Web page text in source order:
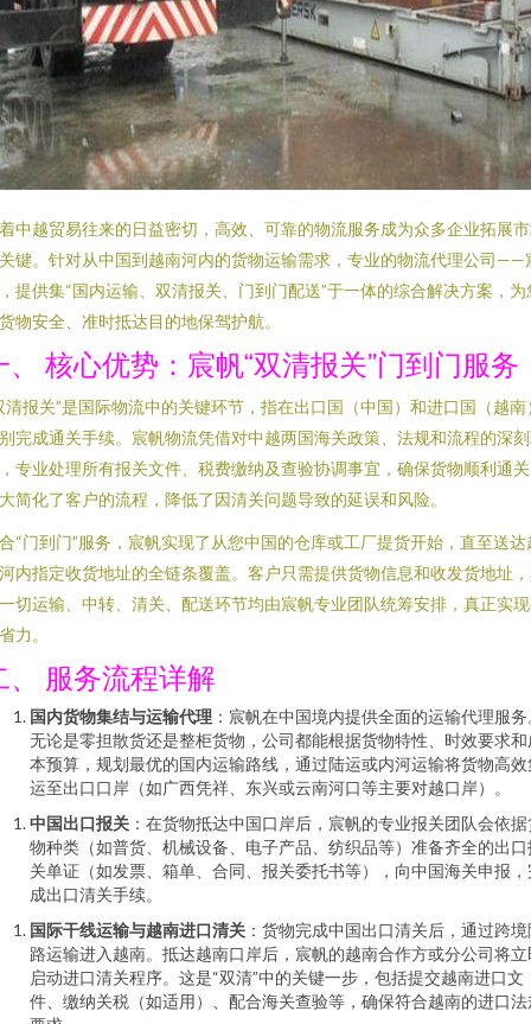
中越贸易往来的日益密切，高效、可靠的物流服务成为众多企业拓展
键。针对从中国到越南河内的货物运输需求，专业的物流代理公司——
提供集“国内运输、双清报关、门到门配送”于一体的综合解决方案，为
物安全、准时抵达目的地保驾护航。
、 核心优势：宸帆“双清报关”门到门服务
清报关”是国际物流中的关键环节，指在出口国（中国）和进口国（越南
完成通关手续。宸帆物流凭借对中越两国海关政策、法规和流程的深
专业处理所有报关文件、税费缴纳及查验协调事宜，确保货物顺利通
简化了客户的流程，降低了因清关问题导致的延误和风险。
“门到门”服务，宸帆实现了从您中国的仓库或工厂提货开始，直至送达
内指定收货地址的全链条覆盖。客户只需提供货物信息和收发货地址
切运输、中转、清关、配送环节均由宸帆专业团队统筹安排，真正实
力。
、 服务流程详解
国内货物集结与运输代理 ：宸帆在中国境内提供全面的运输代理服
无论是零担散货还是整柜货物，公司都能根据货物特性、时效要求和
本预算，规划最优的国内运输路线，通过陆运或内河运输将货物高效
运至出口口岸（如广西凭祥、东兴或云南河口等主要对越口岸）。
中国出口报关 ：在货物抵达中国口岸后，宸帆的专业报关团队会依据
物种类（如普货、机械设备、电子产品、纺织品等）准备齐全的出口
关单证（如发票、箱单、合同、报关委托书等），向中国海关申报，
成出口清关手续。
国际干线运输与越南进口清关 ：货物完成中国出口清关后，通过跨
路运输进入越南。抵达越南口岸后，宸帆的越南合作方或分公司将立
启动进口清关程序。这是“双清”中的关键一步，包括提交越南进口文
件、缴纳关税（如适用）、配合海关查验等，确保符合越南的进口法